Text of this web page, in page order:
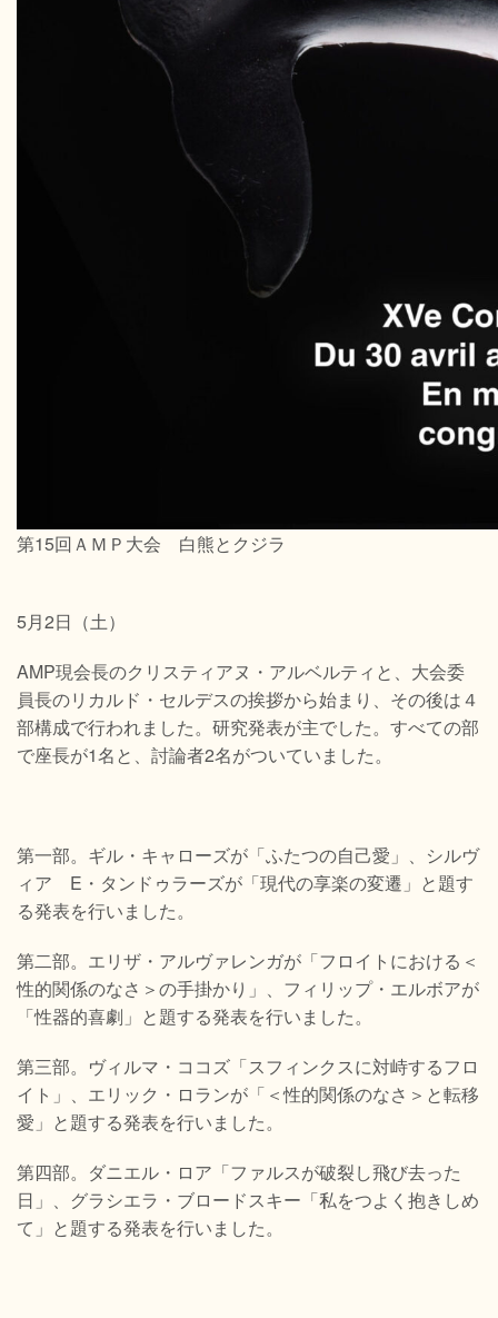
第15回ＡＭＰ大会 白熊とクジラ
5月2日（土）
AMP現会長のクリスティアヌ・アルベルティと、大会委
員長のリカルド・セルデスの挨拶から始まり、その後は４
部構成で行われました。研究発表が主でした。すべての部
で座長が1名と、討論者2名がついていました。
第一部。ギル・キャローズが「ふたつの自己愛」、シルヴ
ィア E・タンドゥラーズが「現代の享楽の変遷」と題す
る発表を行いました。
第二部。エリザ・アルヴァレンガが「フロイトにおける＜
性的関係のなさ＞の手掛かり」、フィリップ・エルボアが
「性器的喜劇」と題する発表を行いました。
第三部。ヴィルマ・ココズ「スフィンクスに対峙するフロ
イト」、エリック・ロランが「＜性的関係のなさ＞と転移
愛」と題する発表を行いました。
第四部。ダニエル・ロア「ファルスが破裂し飛び去った
日」、グラシエラ・ブロードスキー「私をつよく抱きしめ
て」と題する発表を行いました。